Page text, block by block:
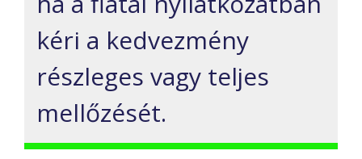
kéri a kedvezmény
részleges vagy teljes
mellőzését.